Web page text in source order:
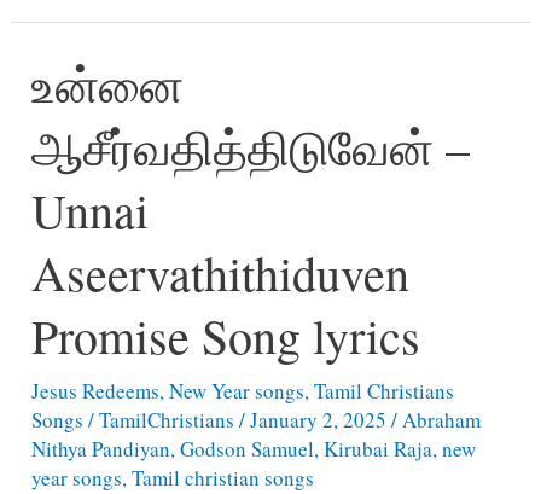
Ellaam
Koodum
song
lyrics
எல்லாமே
கூடும்
எல்லாம்
கூடும்
உன்னை
ஆசீர்வதித்திடுவேன் –
Unnai
Aseervathithiduven
Promise Song lyrics
Jesus Redeems,New Year songs,Tamil Christians
Songs /TamilChristians/January 2, 2025/Abraham
Nithya Pandiyan,Godson Samuel,Kirubai Raja,new
year songs,Tamil christian songs